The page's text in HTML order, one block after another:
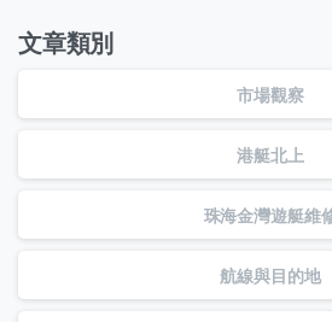
文章類別
市場觀察
港艇北上
珠海金灣遊艇維
航線與目的地